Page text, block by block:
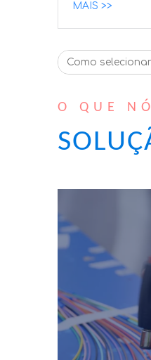
MAIS >>
O QUE